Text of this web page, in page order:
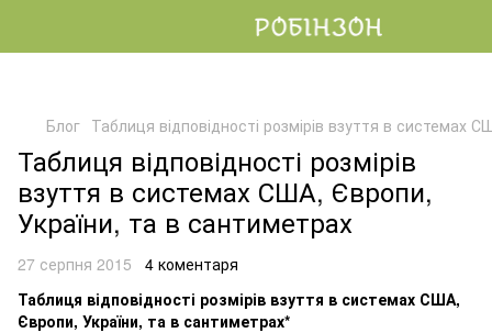
Блог Таблиця відповідності розмірів взуття в системах
Таблиця відповідності розмірів
взуття в системах США, Європи,
України, та в сантиметрах
27 серпня 2015
4 коментаря
Таблиця відповідності розмірів взуття в системах США,
Європи, України, та в сантиметрах*